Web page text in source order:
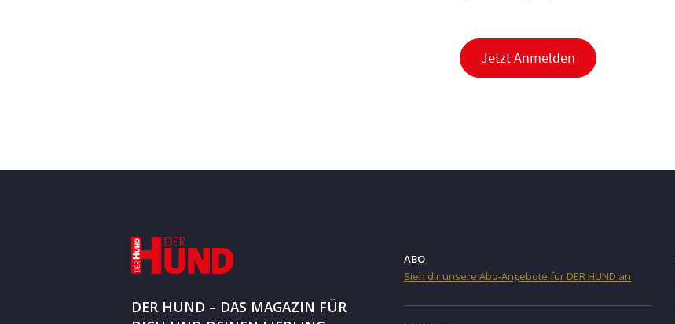
Jetzt Anmelden
DER HUND – DAS MAGAZIN FÜR
ABO
Sieh dir unsere Abo-Angebote für DER HUND an